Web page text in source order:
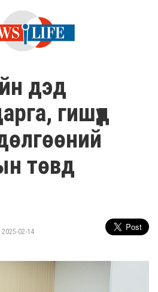
дэд
гишүүд
төвд
2025-02-14